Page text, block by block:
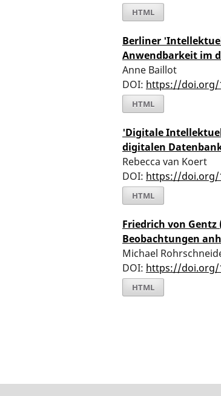
HTML
Berliner
Anwendbarkeit im
Anne Baillot
DOI: https://doi.org/
HTML
'Digitale
digitalen
Rebecca van Koert
DOI: https://doi.org/
HTML
Friedrich von
Beobachtungen
Michael
DOI: https://doi.org/
HTML